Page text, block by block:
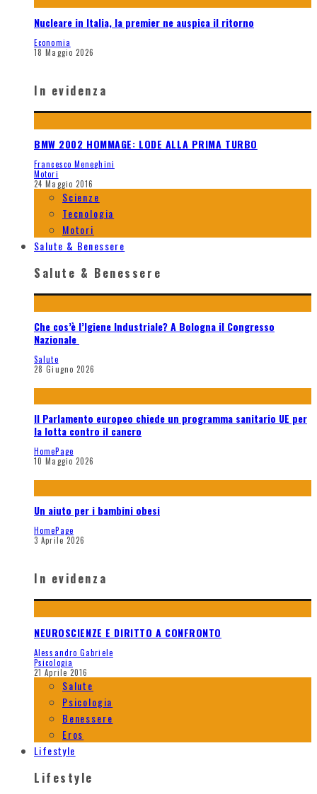
Nucleare in Italia, la premier ne auspica il ritorno
Economia
18 Maggio 2026
In evidenza
BMW 2002 HOMMAGE: LODE ALLA PRIMA TURBO
Francesco Meneghini
Motori
24 Maggio 2016
Scienze
Tecnologia
Motori
Salute & Benessere
Salute & Benessere
Che cos’è l’Igiene Industriale? A Bologna il Congresso
Nazionale
Salute
28 Giugno 2026
Il Parlamento europeo chiede un programma sanitario UE per
la lotta contro il cancro
HomePage
10 Maggio 2026
Un aiuto per i bambini obesi
HomePage
3 Aprile 2026
In evidenza
NEUROSCIENZE E DIRITTO A CONFRONTO
Alessandro Gabriele
Psicologia
21 Aprile 2016
Salute
Psicologia
Benessere
Eros
Lifestyle
Lifestyle